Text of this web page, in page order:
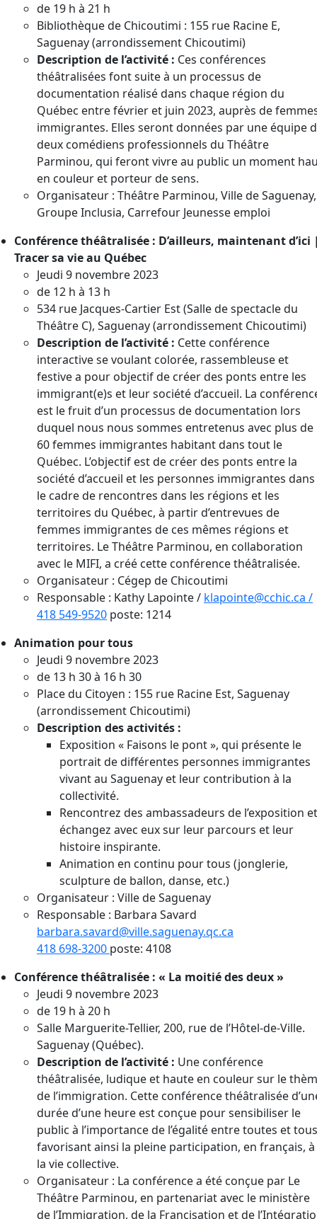
de 19 h à 21 h
Bibliothèque de Chicoutimi : 155 rue Racine E,
Saguenay (arrondissement Chicoutimi)
Description de l’activité : Ces conférences
théâtralisées font suite à un processus de
documentation réalisé dans chaque région du
Québec entre février et juin 2023, auprès de
immigrantes. Elles seront données par une équipe
deux comédiens professionnels du Théâtre
Parminou, qui feront vivre au public un moment
en couleur et porteur de sens.
Organisateur : Théâtre Parminou, Ville de Saguenay,
Groupe Inclusia, Carrefour Jeunesse emploi
Conférence théâtralisée : D’ailleurs, maintenant d’ici
Tracer sa vie au Québec
Jeudi 9 novembre 2023
de 12 h à 13 h
534 rue Jacques-Cartier Est (Salle de spectacle du
Théâtre C), Saguenay (arrondissement Chicoutimi)
Description de l’activité : Cette conférence
interactive se voulant colorée, rassembleuse et
festive a pour objectif de créer des ponts entre les
immigrant(e)s et leur société d’accueil. La
est le fruit d’un processus de documentation lors
duquel nous nous sommes entretenus avec plus de
60 femmes immigrantes habitant dans tout le
Québec. L’objectif est de créer des ponts entre la
société d’accueil et les personnes immigrantes dans
le cadre de rencontres dans les régions et les
territoires du Québec, à partir d’entrevues de
femmes immigrantes de ces mêmes régions et
territoires. Le Théâtre Parminou, en collaboration
avec le MIFI, a créé cette conférence théâtralisée.
Organisateur : Cégep de Chicoutimi
Responsable : Kathy Lapointe / klapointe@cchic.ca /
418 549-9520 poste: 1214
Animation pour tous
Jeudi 9 novembre 2023
de 13 h 30 à 16 h 30
Place du Citoyen : 155 rue Racine Est, Saguenay
(arrondissement Chicoutimi)
Description des activités :
Exposition « Faisons le pont », qui présente le
portrait de différentes personnes immigrantes
vivant au Saguenay et leur contribution à la
collectivité.
Rencontrez des ambassadeurs de l’exposition et
échangez avec eux sur leur parcours et leur
histoire inspirante.
Animation en continu pour tous (jonglerie,
sculpture de ballon, danse, etc.)
Organisateur : Ville de Saguenay
Responsable : Barbara Savard
barbara.savard@ville.saguenay.qc.ca
418 698-3200 poste: 4108
Conférence théâtralisée : « La moitié des deux »
Jeudi 9 novembre 2023
de 19 h à 20 h
Salle Marguerite-Tellier, 200, rue de l’Hôtel-de-Ville.
Saguenay (Québec).
Description de l’activité : Une conférence
théâtralisée, ludique et haute en couleur sur le
de l’immigration. Cette conférence théâtralisée
durée d’une heure est conçue pour sensibiliser le
public à l’importance de l’égalité entre toutes et
favorisant ainsi la pleine participation, en français, à
la vie collective.
Organisateur : La conférence a été conçue par Le
Théâtre Parminou, en partenariat avec le ministère
de l’Immigration, de la Francisation et de